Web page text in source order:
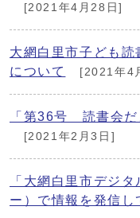
[2021年4月28日]
大網白里市子ども
について
[2021年4
「第36号 読書会だ
[2021年2月3日]
「大網白里市デジ
ー）で情報を発信し